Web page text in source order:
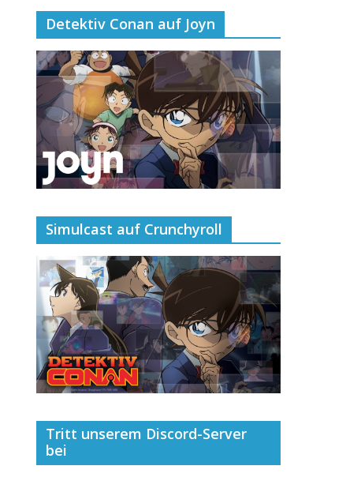
Detektiv Conan auf Joyn
Simulcast auf Crunchyroll
Tritt unserem Discord-Server
bei